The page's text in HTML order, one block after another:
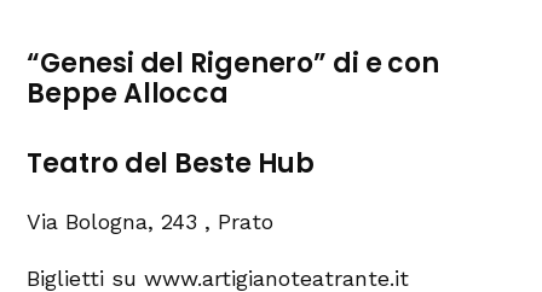
“Genesi del Rigenero” di e con
Beppe Allocca
Teatro del Beste Hub
Via Bologna, 243 , Prato
Biglietti su www.artigianoteatrante.it